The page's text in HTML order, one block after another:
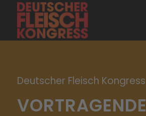
Deutscher Fleisch Kongress
VORTRAGENDE